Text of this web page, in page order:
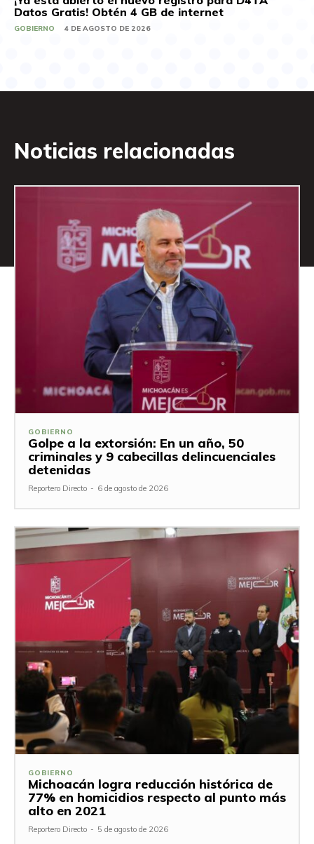
Datos Gratis! Obtén 4 GB de internet
GOBIERNO 4 DE AGOSTO DE 2026
Noticias relacionadas
GOBIERNO
Golpe a la extorsión: En un año, 50
criminales y 9 cabecillas delincuenciales
detenidas
Reportero Directo - 6 de agosto de 2026
GOBIERNO
Michoacán logra reducción histórica de
77% en homicidios respecto al punto más
alto en 2021
Reportero Directo - 5 de agosto de 2026